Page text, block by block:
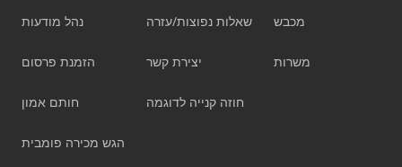
נהל מודעות
הזמנת פרסום
חותם אמון
הגש מכירה פומבית
שאלות נפוצות/עזרה
יצירת קשר
חוזה קנייה לדוגמה
מכבש
משרות